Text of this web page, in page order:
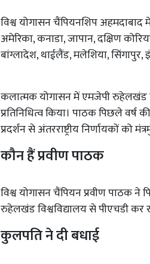
विश्व योगासन चैंपियनशिप
अमेरिका, कनाडा, जापान, दक्षिण
बांग्लादेश, थाईलैंड, मलेशिया, सिंगापुर,
कलात्मक योगासन में एमजेपी रुहेलखंड
प्रतिनिधित्व किया। पाठक पिछले वर्ष
प्रदर्शन से अंतरराष्ट्रीय निर्णायकों को
कौन हैं प्रवीण पाठक
विश्व योगासन चैंपियन प्रवीण पाठक
रुहेलखंड विश्वविद्यालय से पीएचडी कर
कुलपति ने दी बधाई